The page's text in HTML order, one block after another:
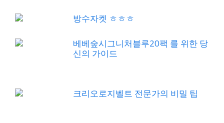
방수자켓 ㅎㅎㅎ
베베숲시그니처블루20팩 를 위한 당
신의 가이드
크리오로지벨트 전문가의 비밀 팁